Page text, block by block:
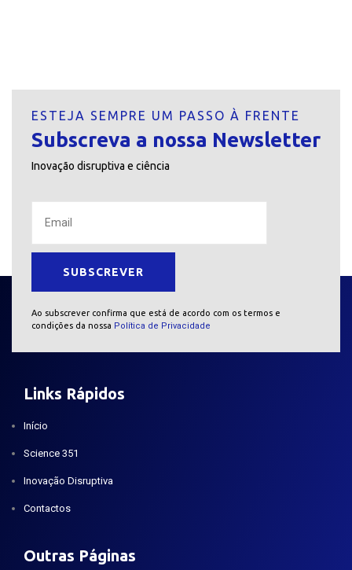
ESTEJA SEMPRE UM PASSO À FRENTE
Subscreva a nossa Newsletter
Inovação disruptiva e ciência
Ao subscrever confirma que está de acordo com os termos e
condições da nossa Política de Privacidade
Links Rápidos
Início
Science 351
Inovação Disruptiva
Contactos
Outras Páginas